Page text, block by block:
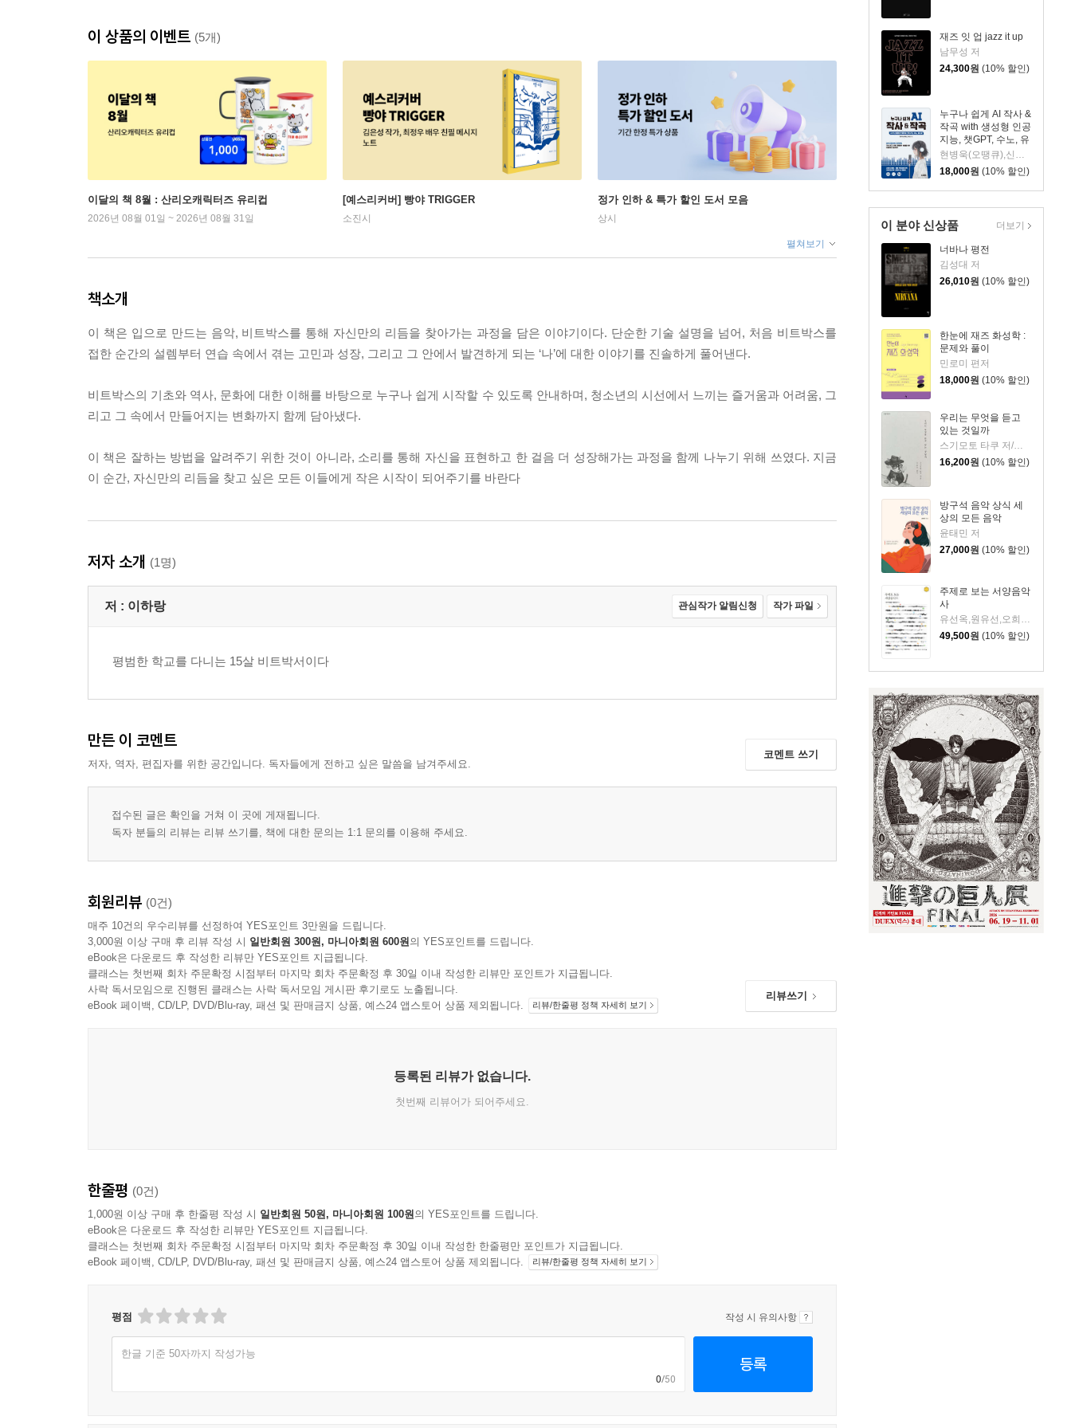
재즈 잇 업 jazz it up
남무성 저
24,300원 (10% 할인)
누구나 쉽게 AI 작사 &
작곡 with 생성형 인공
지능, 챗GPT, 수노, 유
디오
18,000원 (10% 할인)
이 분야 신상품
너바나 평전
김성대 저
26,010원 (10% 할인)
한눈에 재즈 화성학 :
문제와 풀이
민로미 편저
18,000원 (10% 할인)
우리는 무엇을 듣고
있는 것일까
스기모토 타쿠 저/오롤로 역
16,200원 (10% 할인)
방구석 음악 상식 세
상의 모든 음악
윤태민 저
27,000원 (10% 할인)
주제로 보는 서양음악
사
유선옥,원유선,오희숙 저
49,500원 (10% 할인)
더보기
이 상품의 이벤트 (5개)
이달의 책 8월 : 산리오캐릭터즈 유리컵
2026년 08월 01일 ~ 2026년 08월 31일
[예스리커버] 빵야 TRIGGER
소진시
정가 인하 & 특가 할인 도서 모음
상시
펼쳐보기
책소개
이 책은 입으로 만드는 음악, 비트박스를 통해 자신만의 리듬을 찾아가는 과정을 담은 이야기이다. 단순한 기술 설명을 넘어, 처음 비트박스를
접한 순간의 설렘부터 연습 속에서 겪는 고민과 성장, 그리고 그 안에서 발견하게 되는 ‘나’에 대한 이야기를 진솔하게 풀어낸다.
비트박스의 기초와 역사, 문화에 대한 이해를 바탕으로 누구나 쉽게 시작할 수 있도록 안내하며, 청소년의 시선에서 느끼는 즐거움과 어려움, 그
리고 그 속에서 만들어지는 변화까지 함께 담아냈다.
이 책은 잘하는 방법을 알려주기 위한 것이 아니라, 소리를 통해 자신을 표현하고 한 걸음 더 성장해가는 과정을 함께 나누기 위해 쓰였다. 지금
이 순간, 자신만의 리듬을 찾고 싶은 모든 이들에게 작은 시작이 되어주기를 바란다
저자 소개 (1명)
저 : 이하랑 관심작가 알림신청 작가 파일
평범한 학교를 다니는 15살 비트박서이다
만든 이 코멘트
저자, 역자, 편집자를 위한 공간입니다. 독자들에게 전하고 싶은 말씀을 남겨주세요.
코멘트 쓰기
접수된 글은 확인을 거쳐 이 곳에 게재됩니다.
독자 분들의 리뷰는 리뷰 쓰기를, 책에 대한 문의는 1:1 문의를 이용해 주세요.
회원리뷰 (0건)
매주 10건의 우수리뷰를 선정하여 YES포인트 3만원을 드립니다.
3,000원 이상 구매 후 리뷰 작성 시 일반회원 300원, 마니아회원 600원의 YES포인트를 드립니다.
eBook은 다운로드 후 작성한 리뷰만 YES포인트 지급됩니다.
클래스는 첫번째 회차 주문확정 시점부터 마지막 회차 주문확정 후 30일 이내 작성한 리뷰만 포인트가 지급됩니다.
사락 독서모임으로 진행된 클래스는 사락 독서모임 게시판 후기로도 노출됩니다.
eBook 페이백, CD/LP, DVD/Blu-ray, 패션 및 판매금지 상품, 예스24 앱스토어 상품 제외됩니다.
리뷰/한줄평 정책 자세히 보기
리뷰쓰기
등록된 리뷰가 없습니다.
첫번째 리뷰어가 되어주세요.
한줄평 (0건)
1,000원 이상 구매 후 한줄평 작성 시 일반회원 50원, 마니아회원 100원의 YES포인트를 드립니다.
eBook은 다운로드 후 작성한 리뷰만 YES포인트 지급됩니다.
클래스는 첫번째 회차 주문확정 시점부터 마지막 회차 주문확정 후 30일 이내 작성한 한줄평만 포인트가 지급됩니다.
eBook 페이백, CD/LP, DVD/Blu-ray, 패션 및 판매금지 상품, 예스24 앱스토어 상품 제외됩니다.
리뷰/한줄평 정책 자세히 보기
평점 작성 시 유의사항
한글 기준 50자까지 작성가능
0/50
등록